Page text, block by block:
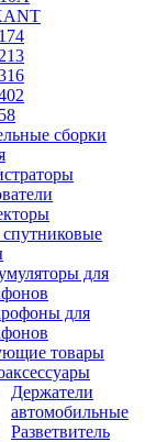
сборки
для
для
товары
Держатели
автомобильные
Разветвитель